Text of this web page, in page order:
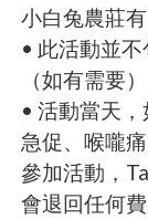
小白兔農莊
• 此活動並
（如有需要）
• 活動當天
急促、喉嚨
參加活動，
會退回任何